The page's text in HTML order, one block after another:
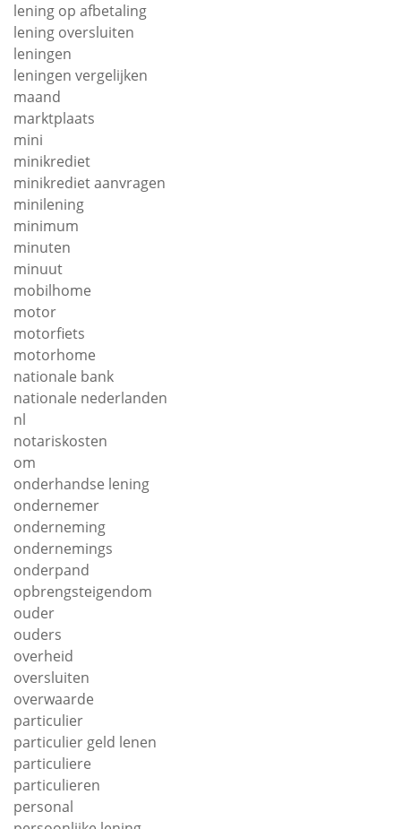
lening op afbetaling
lening oversluiten
leningen
leningen vergelijken
maand
marktplaats
mini
minikrediet
minikrediet aanvragen
minilening
minimum
minuten
minuut
mobilhome
motor
motorfiets
motorhome
nationale bank
nationale nederlanden
nl
notariskosten
om
onderhandse lening
ondernemer
onderneming
ondernemings
onderpand
opbrengsteigendom
ouder
ouders
overheid
oversluiten
overwaarde
particulier
particulier geld lenen
particuliere
particulieren
personal